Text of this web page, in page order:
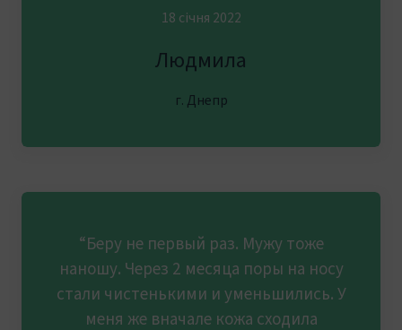
18 січня 2022
Людмила
г. Днепр
“Беру не первый раз. Мужу тоже
наношу. Через 2 месяца поры на носу
стали чистенькими и уменьшились. У
меня же вначале кожа сходила